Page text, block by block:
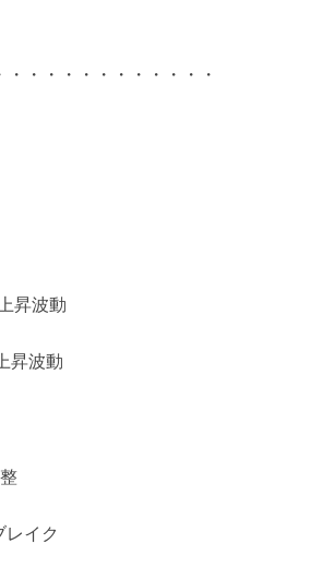
・・・・・・・・・・・・
昇波動
昇波動
レイク